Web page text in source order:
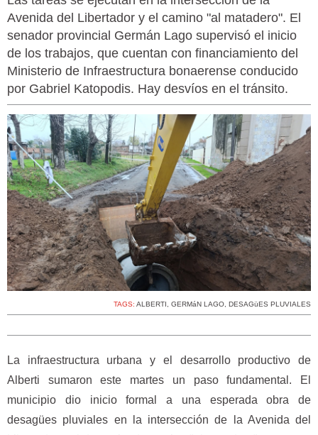
Avenida del Libertador y el camino "al matadero". El
senador provincial Germán Lago supervisó el inicio
de los trabajos, que cuentan con financiamiento del
Ministerio de Infraestructura bonaerense conducido
por Gabriel Katopodis. Hay desvíos en el tránsito.
TAGS: ALBERTI , GERMáN LAGO, DESAGüES PLUVIALES
La infraestructura urbana y el desarrollo productivo de
Alberti sumaron este martes un paso fundamental. El
municipio dio inicio formal a una esperada obra de
desagües pluviales en la intersección de la Avenida del